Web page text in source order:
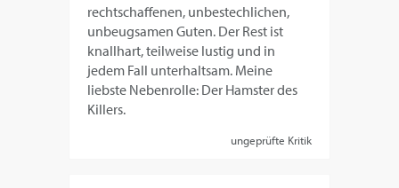
rechtschaffenen, unbestechlichen,
unbeugsamen Guten. Der Rest ist
knallhart, teilweise lustig und in
jedem Fall unterhaltsam. Meine
liebste Nebenrolle: Der Hamster des
Killers.
ungeprüfte Kritik